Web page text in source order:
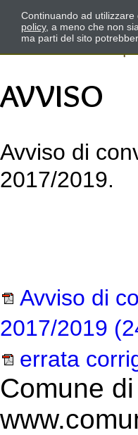
AVVISO
Avviso di
2017/2019.
Avviso di
2017/2019
errata
Comune
Continuando ad
policy, a meno che non
ma parti del sito